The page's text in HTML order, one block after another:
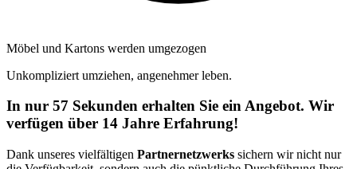
Möbel und Kartons werden umgezogen
Unkompliziert umziehen, angenehmer leben.
In nur 57 Sekunden erhalten Sie ein Angebot. Wir
verfügen über 14 Jahre Erfahrung!
Dank unseres vielfältigen Partnernetzwerks sichern wir nicht nur